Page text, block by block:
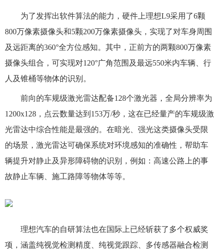
为了发挥出软件算法的能力，硬件上理想L9采用了6颗
800万像素摄像头和5颗200万像素摄像头，实现了对车身周围
及远距离的360°全方位感知。其中，正前方的两颗800万像素
摄像头组合，可实现对120°广角范围及最远550米内车辆、行
人及锥桶等物体的识别。
前向的车规级激光雷达配备128个激光器，全局分辨率为
1200x128，点云数量达到153万/秒，这在已经量产的车规级激
光雷达中综合性能是最强的。在暗光、强光这类摄像头受限
的场景，激光雷达可确保系统对环境感知的准确性，帮助车
辆提升对静止及异形障碍物的识别，例如：高速公路上的事
故静止车辆、施工路障等物体等等。
理想汽车的自研算法也在国际上已经斩获了多个权威奖
项，涵盖纯视觉检测精度、纯视觉跟踪、多传感器融合检测